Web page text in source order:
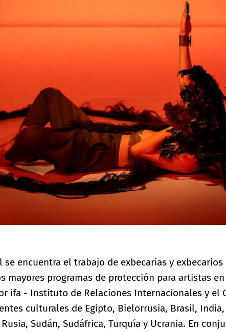
encuentra el trabajo de exbecarias y
mayores programas de protección para artistas
ifa - Instituto de Relaciones Internacionales y el
culturales de Egipto, Bielorrusia, Brasil,
Sudán, Sudáfrica, Turquía y Ucrania. En